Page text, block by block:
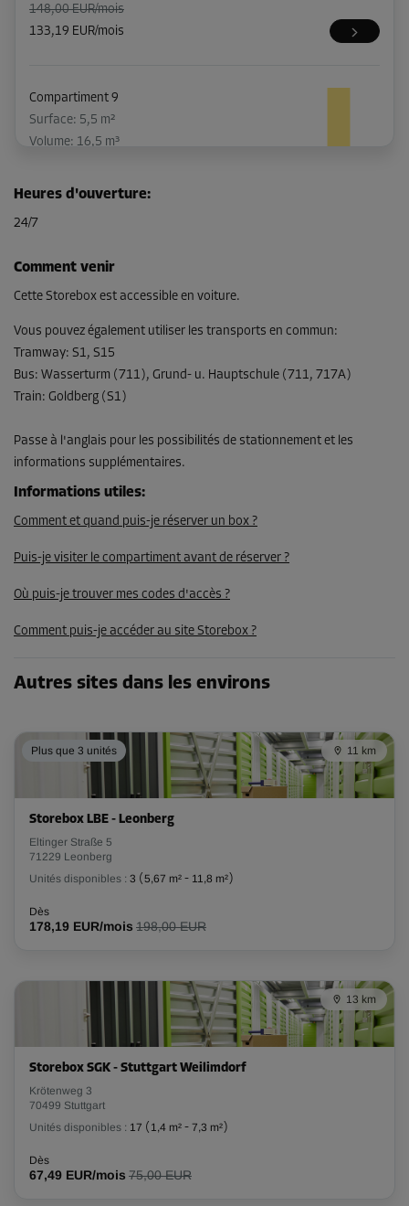
148,00 EUR/mois
133,19 EUR/mois
Compartiment 9
Surface: 5,5 m²
Volume: 16,5 m³
-10%
197,00 EUR/mois
177,29 EUR/mois
Compartiment 11
Surface: 6,3 m²
Volume: 18,9 m³
Long:3,2m Larg: 2m Haut:3m
215,00 EUR/mois
Surface: 7,3 m²
Long:2,4m Larg:3m Haut:3m
209,69 EUR/mois
Volume: 18,6 m³
170,39 EUR/mois
Compartiment 18
Volume: 23,7 m³
Heures d'ouverture:
24/7
Comment venir
Cette Storebox est accessible en voiture.
Vous pouvez également utiliser les transports en commun:
Tramway: S1, S15
Bus: Wasserturm (711), Grund- u. Hauptschule (711, 717A)
Train: Goldberg (S1)
Passe à l'anglais pour les possibilités de stationnement et les
informations supplémentaires.
Informations utiles:
Comment et quand puis-je réserver un box ?
Puis-je visiter le compartiment avant de réserver ?
Où puis-je trouver mes codes d'accès ?
Comment puis-je accéder au site Storebox ?
Autres sites dans les environs
Plus que 3 unités 11 km
Storebox LBE - Leonberg
Eltinger Straße 5
71229 Leonberg
Unités disponibles : 3 (5,67 m² - 11,8 m²)
Dès
178,19 EUR/mois 198,00 EUR
13 km
Storebox SGK - Stuttgart Weilimdorf
Krötenweg 3
70499 Stuttgart
Unités disponibles : 17 ( 1,4 m² - 7,3 m²)
Dès
67,49 EUR/mois 75,00 EUR